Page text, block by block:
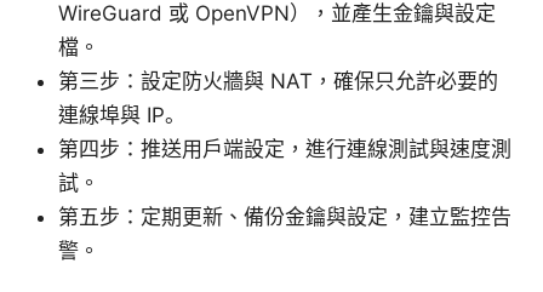
WireGuard 或 OpenVPN），並產生金鑰與設定
檔。
第三步：設定防火牆與 NAT，確保只允許必要的
連線埠與 IP。
第四步：推送用戶端設定，進行連線測試與速度測
試。
第五步：定期更新、備份金鑰與設定，建立監控告
警。